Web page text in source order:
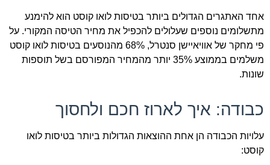
אחד האתגרים הגדולים ביותר בטיסות לואו קוסט הוא להימנע
מתשלומים נוספים שעלולים להכפיל את מחיר הטיסה המקורי. על
פי מחקר של אוויאיישן סנטרל, 68% מהנוסעים בטיסות לואו קוסט
משלמים בממוצע 35% יותר מהמחיר המפורסם בשל תוספות
שונות.
כבודה: איך לארוז חכם ולחסוך
עלויות הכבודה הן אחת ההוצאות הגדולות ביותר בטיסות לואו
קוסט: